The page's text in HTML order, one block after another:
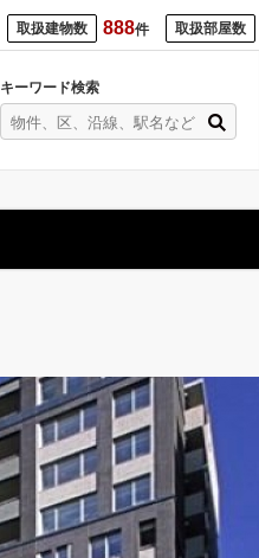
取扱建物数 888件 取扱部屋数
キーワード検索